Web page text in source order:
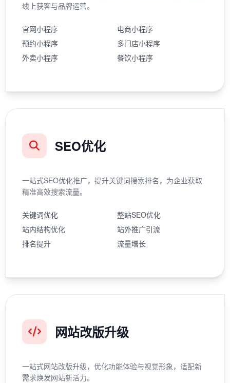
线上获客与品牌运营。
官网小程序
电商小程序
预约小程序
多门店小程序
外卖小程序
餐饮小程序
SEO优化
一站式SEO优化推广，提升关键词搜索排名，为企业获取
精准高效搜索流量。
关键词优化
整站SEO优化
站内结构优化
站外推广引流
排名提升
流量增长
网站改版升级
一站式网站改版升级，优化功能体验与视觉形象，适配新
需求焕发网站新活力。